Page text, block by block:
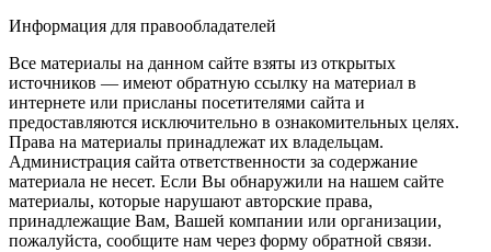
Информация для правообладателей
Все материалы на данном сайте взяты из открытых
источников — имеют обратную ссылку на материал в
интернете или присланы посетителями сайта и
предоставляются исключительно в ознакомительных целях.
Права на материалы принадлежат их владельцам.
Администрация сайта ответственности за содержание
материала не несет. Если Вы обнаружили на нашем сайте
материалы, которые нарушают авторские права,
принадлежащие Вам, Вашей компании или организации,
пожалуйста, сообщите нам через форму обратной связи.